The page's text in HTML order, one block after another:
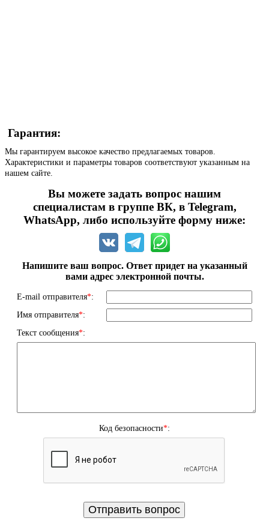
Гарантия:
Мы гарантируем высокое качество предлагаемых товаров.
Характеристики и параметры товаров соответствуют указанным на
нашем сайте.
Вы можете задать вопрос нашим
специалистам в группе ВК, в Telegram,
WhatsApp, либо используйте форму ниже:
Напишите ваш вопрос. Ответ придет на указанный
вами адрес электронной почты.
E-mail отправителя*:
Имя отправителя*:
Текст сообщения*:
Код безопасности*: